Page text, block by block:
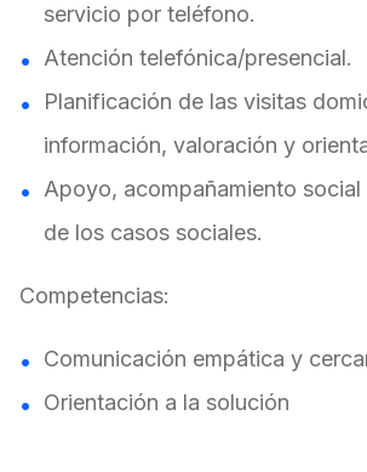
servicio por teléfono.
Atención telefónica/presencial.
Planificación de las visitas
información, valoración y
Apoyo, acompañamiento social
de los casos sociales.
Competencias:
Comunicación empática y
Orientación a la solución